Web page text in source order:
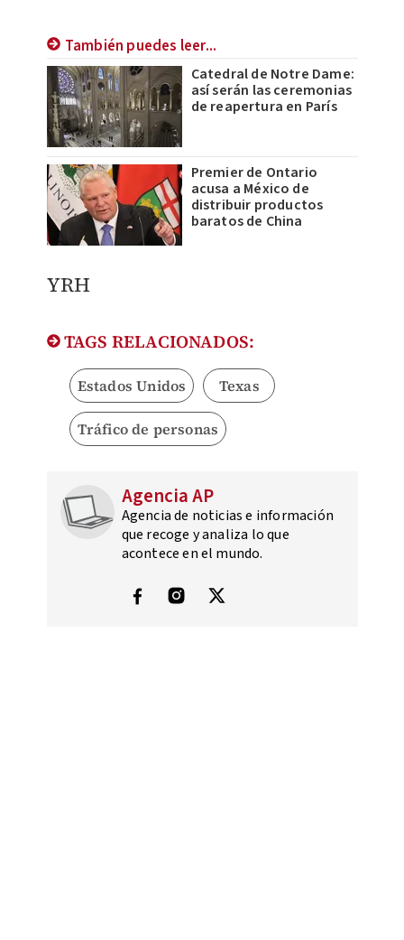
También puedes leer...
Catedral de Notre Dame:
así serán las ceremonias
de reapertura en París
Premier de Ontario
acusa a México de
distribuir productos
baratos de China
YRH
TAGS RELACIONADOS:
Estados Unidos Texas
Tráfico de personas
Agencia AP
Agencia de noticias e información
que recoge y analiza lo que
acontece en el mundo.